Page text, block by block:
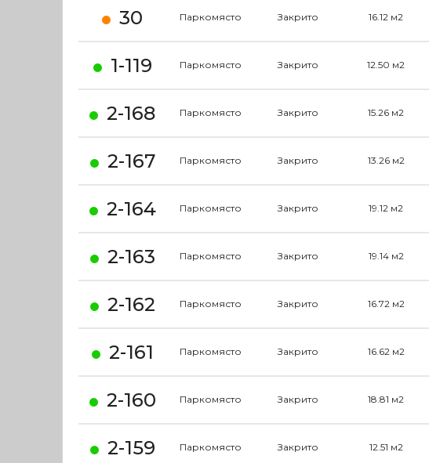
30 Паркомясто Закрито 16.12 м2
1-119 Паркомясто Закрито 12.50 м2
2-168 Паркомясто Закрито 15.26 м2
2-167 Паркомясто Закрито 13.26 м2
2-164 Паркомясто Закрито 19.12 м2
2-163 Паркомясто Закрито 19.14 м2
2-162 Паркомясто Закрито 16.72 м2
2-161 Паркомясто Закрито 16.62 м2
2-160 Паркомясто Закрито 18.81 м2
2-159 Паркомясто Закрито 12.51 м2